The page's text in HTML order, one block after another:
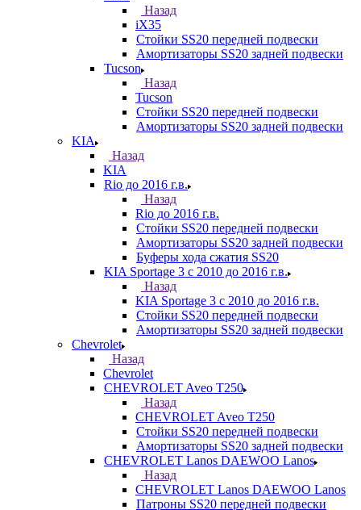
Назад
iX35
Стойки SS20 передней подвески
Амортизаторы SS20 задней подвески
Tucson
Назад
Tucson
Стойки SS20 передней подвески
Амортизаторы SS20 задней подвески
KIA
Назад
KIA
Rio до 2016 г.в.
Назад
Rio до 2016 г.в.
Стойки SS20 передней подвески
Амортизаторы SS20 задней подвески
Буферы хода сжатия SS20
KIA Sportage 3 с 2010 до 2016 г.в.
Назад
KIA Sportage 3 с 2010 до 2016 г.в.
Стойки SS20 передней подвески
Амортизаторы SS20 задней подвески
Chevrolet
Назад
Chevrolet
CHEVROLET Aveo T250
Назад
CHEVROLET Aveo T250
Стойки SS20 передней подвески
Амортизаторы SS20 задней подвески
CHEVROLET Lanos DAEWOO Lanos
Назад
CHEVROLET Lanos DAEWOO Lanos
Патроны SS20 передней подвески